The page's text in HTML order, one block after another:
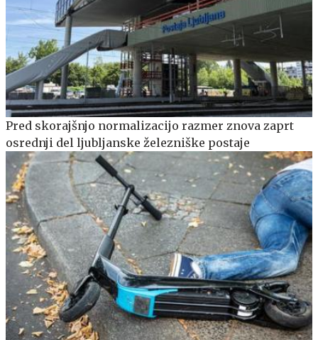
Pred skorajšnjo normalizacijo razmer znova zaprt
osrednji del ljubljanske železniške postaje